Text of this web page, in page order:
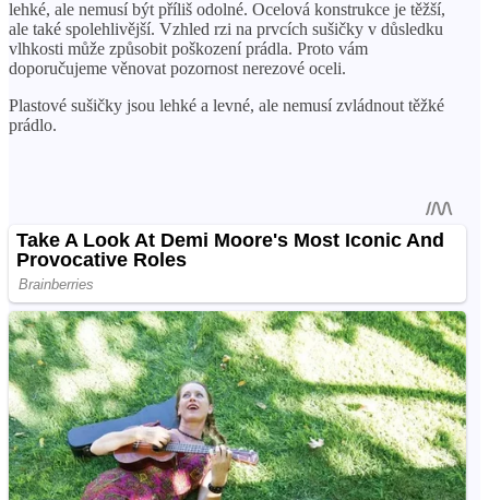
lehké, ale nemusí být příliš odolné. Ocelová konstrukce je těžší,
ale také spolehlivější. Vzhled rzi na prvcích sušičky v důsledku
vlhkosti může způsobit poškození prádla. Proto vám
doporučujeme věnovat pozornost nerezové oceli.
Plastové sušičky jsou lehké a levné, ale nemusí zvládnout těžké
prádlo.